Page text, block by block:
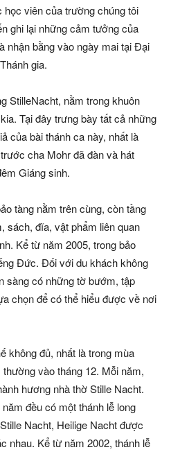
viên của trường chúng tôi
ghi lại những cảm tưởng của
nhận bằng vào ngày mai tại Đại
gia.
StilleNacht, nằm trong khuôn
Tại đây trưng bày tất cả những
của bài thánh ca này, nhất là
cha Mohr đã đàn và hát
Giáng sinh.
tàng nằm trên cùng, còn tầng
sách, đĩa, vật phẩm liên quan
Kể từ năm 2005, trong bảo
Đức. Đối với du khách không
sàng có những tờ bướm, tập
chọn để có thể hiểu được về nơi
không đủ, nhất là trong mùa
vào tháng 12. Mỗi năm,
hương nhà thờ Stille Nacht.
đều có một thánh lễ long
Nacht, Heilige Nacht được
nhau. Kể từ năm 2002, thánh lễ